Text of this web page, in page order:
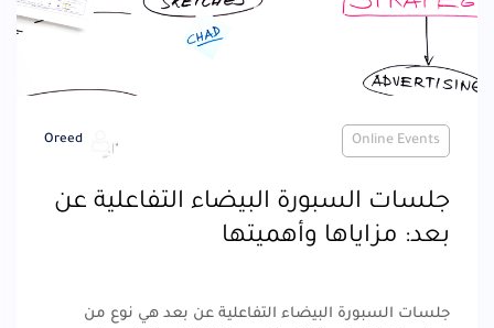
Online Events
Oreed
جلسات السبورة البيضاء التفاعلية عن
بعد: مزاياها وأهميتها
جلسات السبورة البيضاء التفاعلية عن بعد هي نوع من